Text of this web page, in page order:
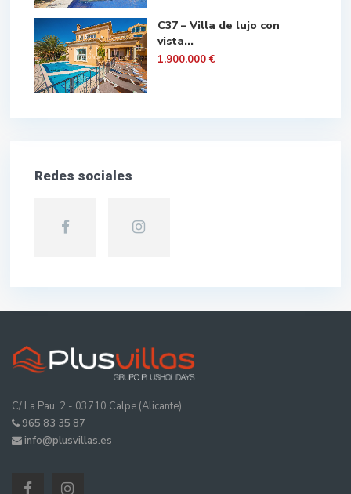
C37 – Villa de lujo con
vista...
1.900.000 €
Redes sociales
C/ La Pau, 2 - 03710 Calpe (Alicante)
965 83 35 87
info@plusvillas.es